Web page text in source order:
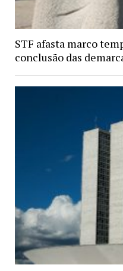
STF afasta marco
conclusão das